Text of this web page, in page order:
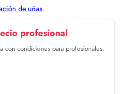
de uñas
profesional
con condiciones para profesionales.